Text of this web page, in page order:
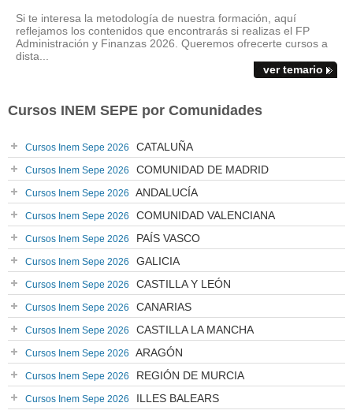
Si te interesa la metodología de nuestra formación, aquí
reflejamos los contenidos que encontrarás si realizas el FP
Administración y Finanzas 2026. Queremos ofrecerte cursos a
dista...
ver temario
Cursos INEM SEPE por Comunidades
Cursos Inem Sepe 2026 CATALUÑA
Cursos Inem Sepe 2026 COMUNIDAD DE MADRID
Cursos Inem Sepe 2026 ANDALUCÍA
Cursos Inem Sepe 2026 COMUNIDAD VALENCIANA
Cursos Inem Sepe 2026 PAÍS VASCO
Cursos Inem Sepe 2026 GALICIA
Cursos Inem Sepe 2026 CASTILLA Y LEÓN
Cursos Inem Sepe 2026 CANARIAS
Cursos Inem Sepe 2026 CASTILLA LA MANCHA
Cursos Inem Sepe 2026 ARAGÓN
Cursos Inem Sepe 2026 REGIÓN DE MURCIA
Cursos Inem Sepe 2026 ILLES BALEARS